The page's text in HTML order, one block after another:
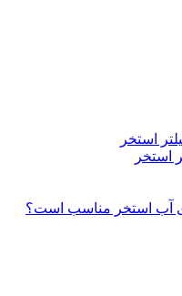
استخر
آب استخر مناسب است؟